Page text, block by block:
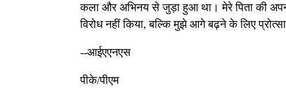
कला और अभिनय से जुड़ा हुआ था। मेरे पिता की अपनी
विरोध नहीं किया, बल्कि मुझे आगे बढ़ने के लिए
--आईएएनएस
पीके/पीएम